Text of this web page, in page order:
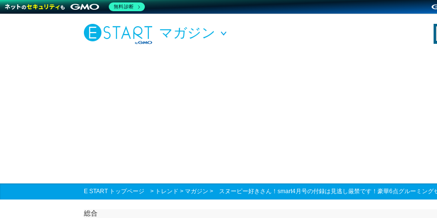
マガジン
E START トップページ > トレンド > マガジン > スヌーピー好きさん！smart4月号の付録は見逃し厳禁です！豪華6点グルーミング
総合
無料診断